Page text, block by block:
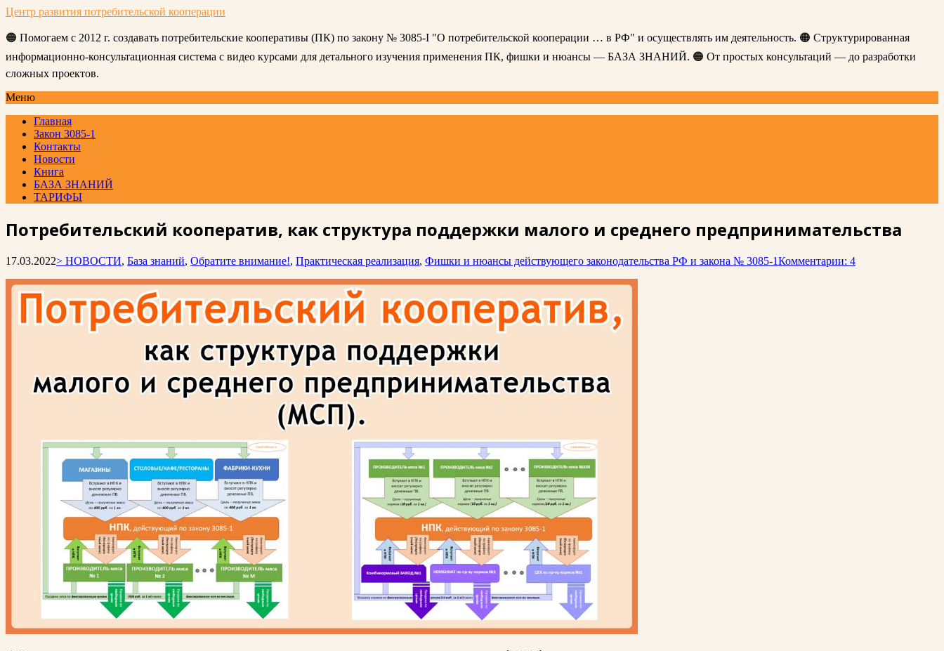
Центр развития потребительской кооперации
🟠 Помогаем с 2012 г. создавать потребительские кооперативы (ПК) по закону № 3085-I "О потребительской кооперации … в РФ" и осуществлять им деятельность. 🟠 Структурированная
информационно-консультационная система с видео курсами для детального изучения применения ПК, фишки и нюансы — БАЗА ЗНАНИЙ. 🟠 От простых консультаций — до разработки
сложных проектов.
Меню
Главная
Закон 3085-1
Контакты
Новости
Книга
БАЗА ЗНАНИЙ
ТАРИФЫ
Потребительский кооператив, как структура поддержки малого и среднего предпринимательства
17.03.2022> НОВОСТИ, База знаний, Обратите внимание!, Практическая реализация, Фишки и нюансы действующего законодательства РФ и закона № 3085-1Комментарии: 4